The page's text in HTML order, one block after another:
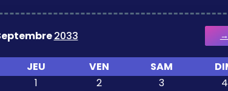
2033 →
JEU VEN SAM
1
2
3 4